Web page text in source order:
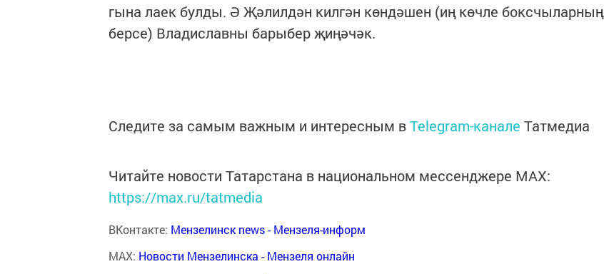
гына лаек булды. Ә Җәлилдән килгән көндәшен (иң көчле боксчыларның
берсе) Владиславны барыбер җиңәчәк.
Следите за самым важным и интересным вTelegram-канале Татмедиа
Читайте новости Татарстана в национальном мессенджере MАХ:
https://max.ru/tatmedia
ВКонтакте: Мензелинск news - Мензеля-информ
MAX: Новости Мензелинска - Мензеля онлайн